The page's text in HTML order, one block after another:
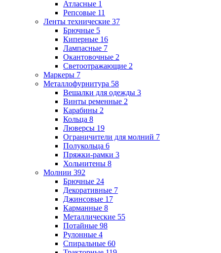
Атласные 1
Репсовые 11
Ленты технические 37
Брючные 5
Киперные 16
Лампасные 7
Окантовочные 2
Светоотражающие 2
Маркеры 7
Металлофурнитура 58
Вешалки для одежды 3
Винты ременные 2
Карабины 2
Кольца 8
Люверсы 19
Ограничители для молний 7
Полукольца 6
Пряжки-рамки 3
Хольнитены 8
Молнии 392
Брючные 24
Декоративные 7
Джинсовые 17
Карманные 8
Металлические 55
Потайные 98
Рулонные 4
Спиральные 60